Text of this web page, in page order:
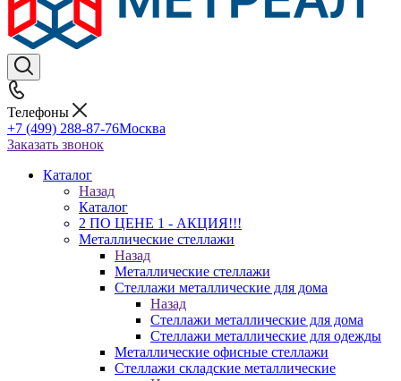
Телефоны
+7 (499) 288-87-76Москва
Заказать звонок
Каталог
Назад
Каталог
2 ПО ЦЕНЕ 1 - АКЦИЯ!!!
Металлические стеллажи
Назад
Металлические стеллажи
Стеллажи металлические для дома
Назад
Стеллажи металлические для дома
Стеллажи металлические для одежды
Металлические офисные стеллажи
Стеллажи складские металлические